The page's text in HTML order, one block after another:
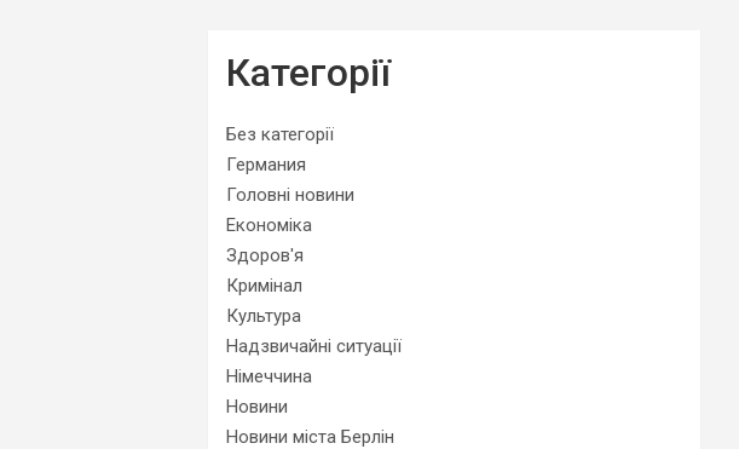
Категорії
Без категорії
Германия
Головні новини
Економіка
Здоров'я
Кримінал
Культура
Надзвичайні ситуації
Німеччина
Новини
Новини міста Берлін